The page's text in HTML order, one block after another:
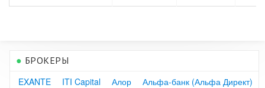
● БРОКЕРЫ
EXANTE
ITI Capital Алор
Альфа-банк (Альфа Директ)